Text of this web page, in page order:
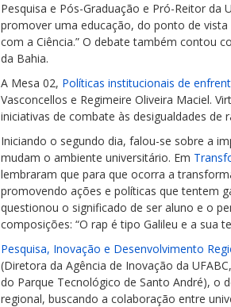
Pesquisa e Pós-Graduação e Pró-Reitor da
promover uma educação, do ponto de
com a Ciência.” O debate também contou
da Bahia.
A Mesa 02, Políticas institucionais de
Vasconcellos e Regimeire Oliveira Maciel.
iniciativas de combate às desigualdades de
Iniciando o segundo dia, falou-se sobre a
mudam o ambiente universitário. Em
lembraram que para que ocorra a
promovendo ações e políticas que tentem
questionou o significado de ser aluno e o
composições: “O rap é tipo Galileu e a sua
Pesquisa, Inovação e Desenvolvimento
(Diretora da Agência de Inovação da
do Parque Tecnológico de Santo André), o
regional, buscando a colaboração entre